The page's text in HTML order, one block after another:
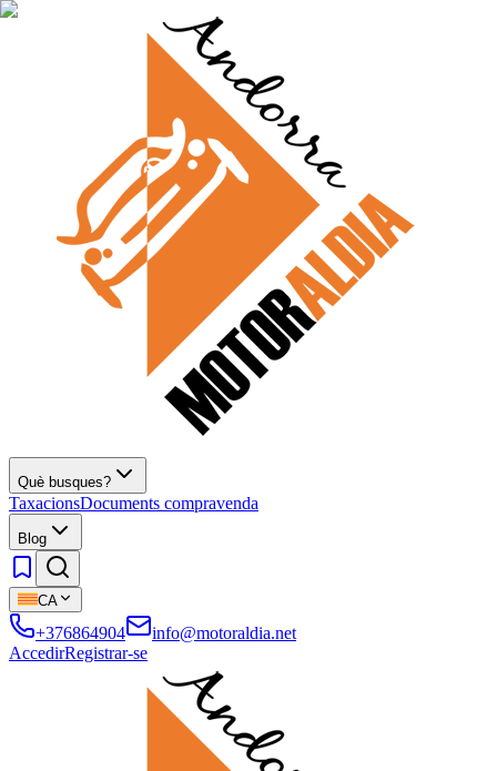
Què busques?
TaxacionsDocuments compravenda
Blog
CA
+376864904
info@motoraldia.net
AccedirRegistrar-se